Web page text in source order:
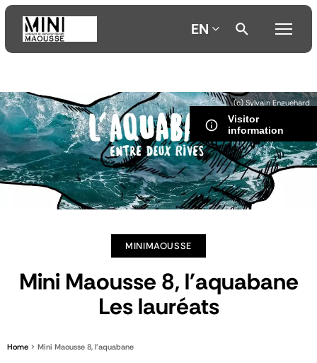
Aller
au
contenu
principal
Aller
au
menu
principal
Aller
à
la
recherche
EN
Visitor
information
(c) Sylvain Enguehard
MINIMAOUSSE
Mini Maousse 8, l'aquabane
Les lauréats
Home Mini Maousse 8, l'aquabane